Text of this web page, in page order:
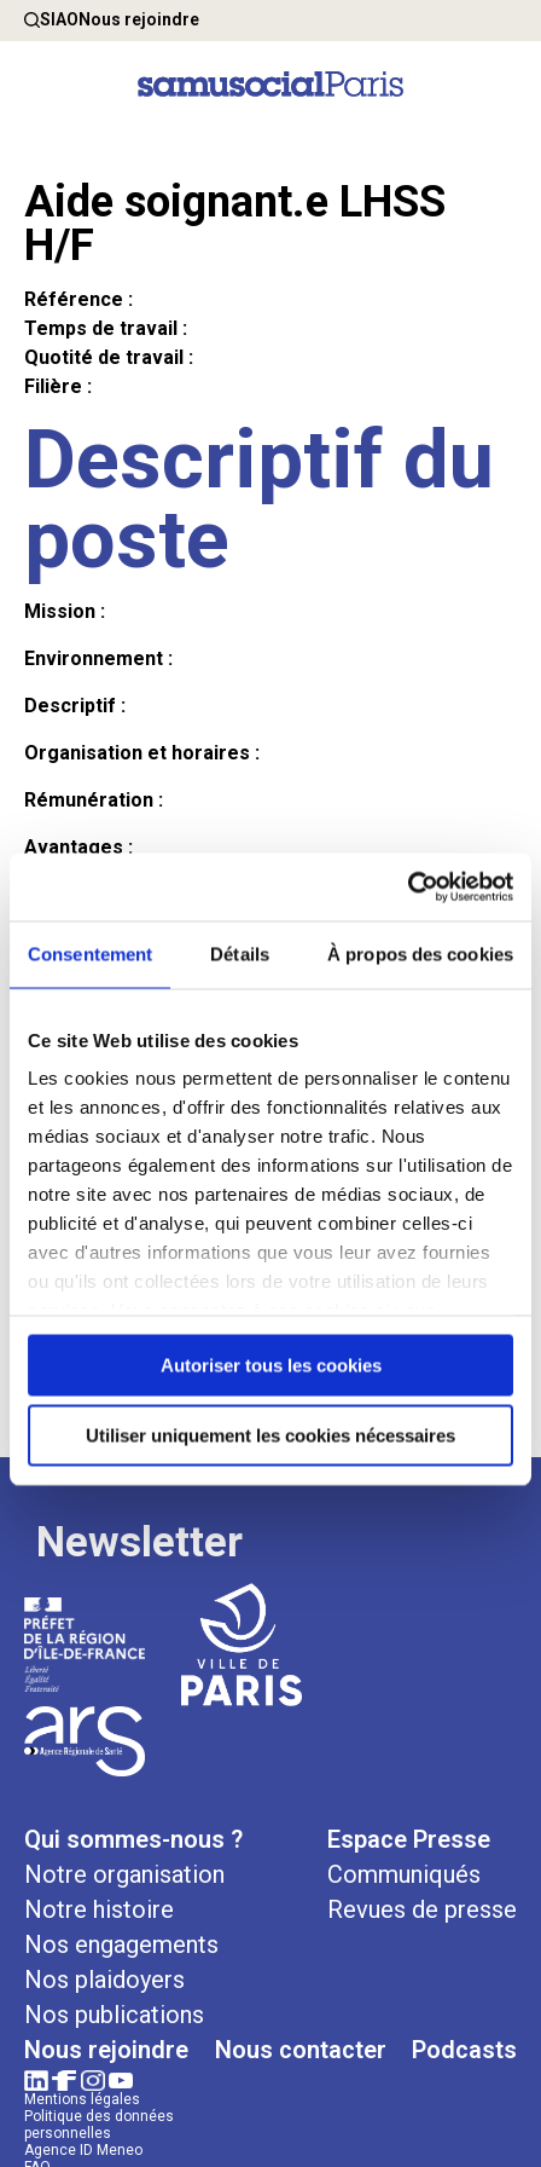
Consentement Détails À propos des cookies
Ce site Web utilise des cookies
Les cookies nous permettent de personnaliser le contenu
et les annonces, d'offrir des fonctionnalités relatives aux
médias sociaux et d'analyser notre trafic. Nous
partageons également des informations sur l'utilisation de
notre site avec nos partenaires de médias sociaux, de
publicité et d'analyse, qui peuvent combiner celles-ci
avec d'autres informations que vous leur avez fournies
ou qu'ils ont collectées lors de votre utilisation de leurs
continuez à utiliser notre site Web.
Autoriser tous les cookies
Utiliser uniquement les cookies nécessaires
SIAONous rejoindre
Aide soignant.e LHSS
H/F
Référence :
Temps de travail :
Quotité de travail :
Filière :
Descriptif du
poste
Mission :
Environnement :
Descriptif :
Organisation et horaires :
Rémunération :
Avantages :
Profil du
candidat
Qualifications et diplômes :
Profil recherché :
Expérience :
Processus
de
recrutement
Newsletter
Qui sommes-nous ?
Notre organisation
Notre histoire
Nos engagements
Nos plaidoyers
Nos publications
Espace Presse
Communiqués
Revues de presse
Nous rejoindre Nous contacter Podcasts
Mentions légales
Politique des données
personnelles
Agence ID Meneo